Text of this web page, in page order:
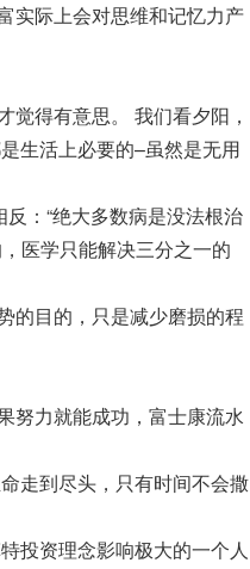
实际上会对思维和记忆力产
得有意思。 我们看夕阳，
生活上必要的–虽然是无用
：“绝大多数病是没法根治
医学只能解决三分之一的
的目的，只是减少磨损的程
努力就能成功，富士康流水
走到尽头，只有时间不会撒
投资理念影响极大的一个人